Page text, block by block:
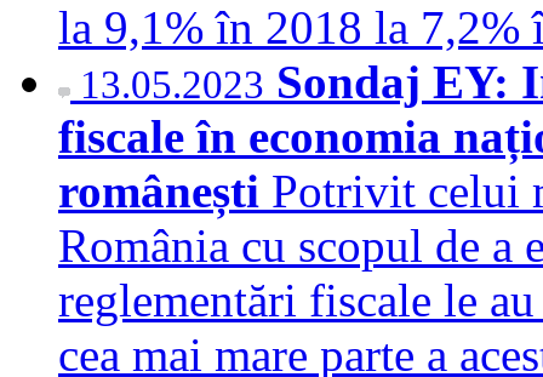
la 9,1% în 2018 la
13.05.2023 Sondaj EY:
fiscale în economia
românești Potrivit celui
România cu scopul de a
reglementări fiscale le
cea mai mare parte a